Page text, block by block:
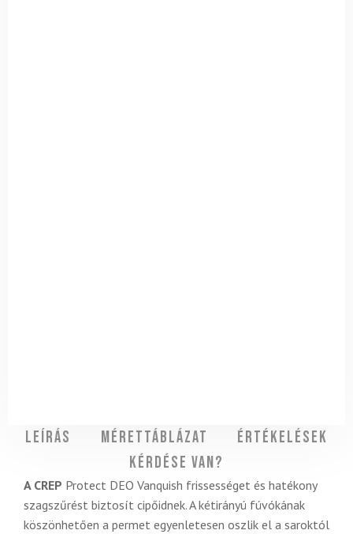
Leírás Mérettáblázat
Értékelések
Kérdése van?
A CREP Protect DEO Vanquish frissességet és hatékony
szagszűrést biztosít cipőidnek. A kétirányú fúvókának
köszönhetően a permet egyenletesen oszlik el a saroktól